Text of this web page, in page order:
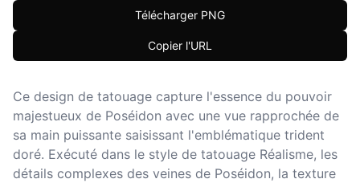
Télécharger PNG
Copier l'URL
Ce design de tatouage capture l'essence du pouvoir
majestueux de Poséidon avec une vue rapprochée de
sa main puissante saisissant l'emblématique trident
doré. Exécuté dans le style de tatouage Réalisme, les
détails complexes des veines de Poséidon, la texture